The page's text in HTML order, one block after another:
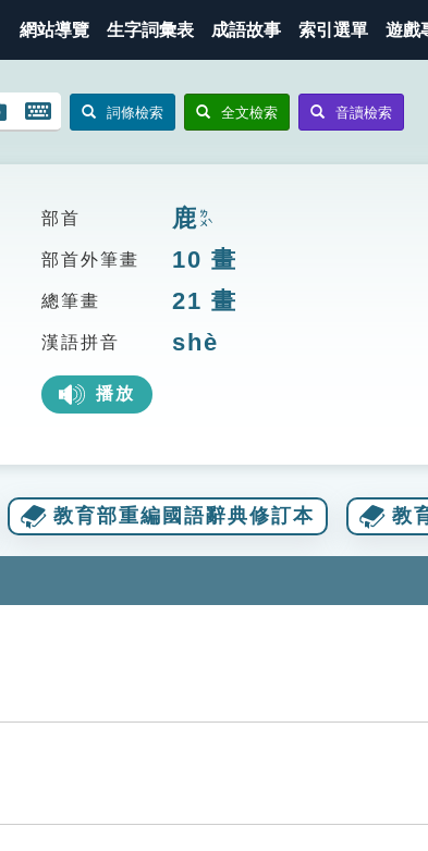
網站導覽 生字詞彙表 成語故事 索引選單 遊戲
開
鍵
圖
詞條檢索 全文檢索 音讀檢索
部首 鹿ㄌㄨˋ
部首外筆畫 10 畫
總筆畫 21 畫
漢語拼音 shè
播放
教育部重編國語辭典修訂本 教